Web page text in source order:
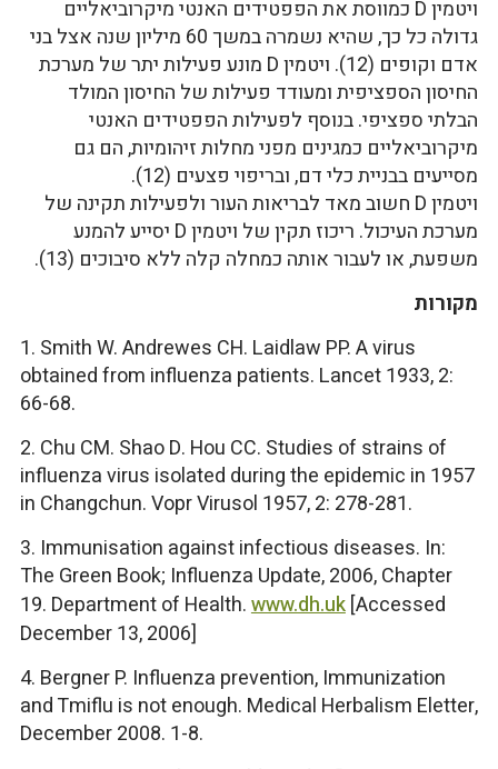
ויטמין D כמווסת את הפפטידים האנטי מיקרוביאליים
גדולה כל כך, שהיא נשמרה במשך 60 מיליון שנה אצל בני
אדם וקופים (12). ויטמין D מונע פעילות יתר של מערכת
החיסון הספציפית ומעודד פעילות של החיסון המולד
הבלתי ספציפי. בנוסף לפעילות הפפטידים האנטי
מיקרוביאליים כמגינים מפני מחלות זיהומיות, הם גם
מסייעים בבניית כלי דם, ובריפוי פצעים (12).
ויטמין D חשוב מאד לבריאות העור ולפעילות תקינה של
מערכת העיכול. ריכוז תקין של ויטמין D יסייע להמנע
משפעת, או לעבור אותה כמחלה קלה ללא סיבוכים (13).
מקורות
1. Smith W. Andrewes CH. Laidlaw PP. A virus
obtained from influenza patients. Lancet 1933, 2:
66-68.
2. Chu CM. Shao D. Hou CC. Studies of strains of
influenza virus isolated during the epidemic in 1957
in Changchun. Vopr Virusol 1957, 2: 278-281.
3. Immunisation against infectious diseases. In:
The Green Book; Influenza Update, 2006, Chapter
19. Department of Health.www.dh.uk[Accessed
December 13, 2006]
4. Bergner P. Influenza prevention, Immunization
and Tmiflu is not enough. Medical Herbalism Eletter,
December 2008. 1-8.